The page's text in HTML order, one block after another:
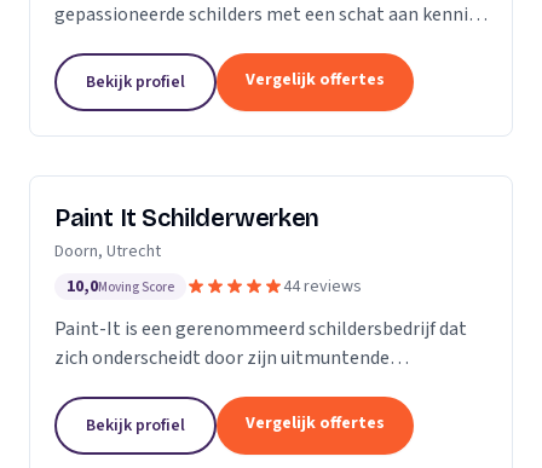
gepassioneerde schilders met een schat aan kennis
diverse projecten en materialen, waardoor we een
breed scala...
Bekijk profiel Vergelijk offertes
Paint It Schilderwerken
Doorn, Utrecht
10,0Moving Score 44 reviews
Paint-It is een gerenommeerd schildersbedrijf dat
zich onderscheidt door zijn uitmuntende
ons werk en streven ernaar om elke klus tot een
succes te...
Bekijk profiel Vergelijk offertes